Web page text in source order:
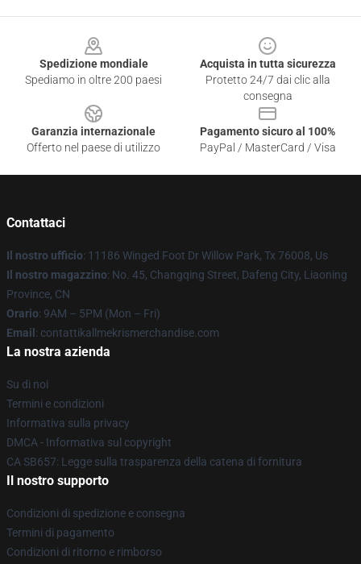
Spedizione mondiale
Spediamo in oltre 200 paesi
Acquista in tutta sicurezza
Protetto 24/7 dai clic alla
consegna
Garanzia internazionale
Offerto nel paese di utilizzo
Pagamento sicuro al 100%
PayPal / MasterCard / Visa
Contattaci
Il nostro ufficio: 11186 Winged Foot Dr Willow Park, Tx 76008, Us
Il nostro magazzino: No. 45, Changqing Street, Dafeng City, Liaoning
Province, CN
Orario: 9AM – 5PM (Mon – Fri)
Email : contattikallmekrismerchandise.com
La nostra azienda
Su di noi
Termini e condizioni
Informativa sulla privacy
DMCA - Informativa sul copyright
CA SB657: Legge sulla trasparenza della catena di fornitura
Il nostro supporto
Condizioni di spedizione e consegna
Termini di pagamento
Condizioni di ritorno e rimborso